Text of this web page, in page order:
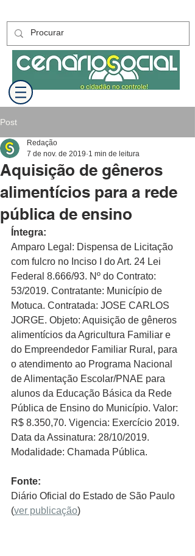
Post
Aquisição de gêneros
alimentícios para a rede
pública de ensino
Redação
7 de nov. de 2019 1 min de leitura
Íntegra:
Amparo Legal: Dispensa de Licitação
com fulcro no Inciso I do Art. 24 Lei
Federal 8.666/93. Nº do Contrato:
53/2019. Contratante: Município de
Motuca. Contratada: JOSE CARLOS
JORGE. Objeto: Aquisição de gêneros
alimentícios da Agricultura Familiar e
do Empreendedor Familiar Rural, para
o atendimento ao Programa Nacional
de Alimentação Escolar/PNAE para
alunos da Educação Básica da Rede
Pública de Ensino do Município. Valor:
R$ 8.350,70. Vigencia: Exercício 2019.
Data da Assinatura: 28/10/2019.
Modalidade: Chamada Pública.
Fonte:
Diário Oficial do Estado de São Paulo​
(ver publicação)